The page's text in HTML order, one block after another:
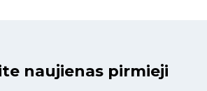
naujienas pirmieji